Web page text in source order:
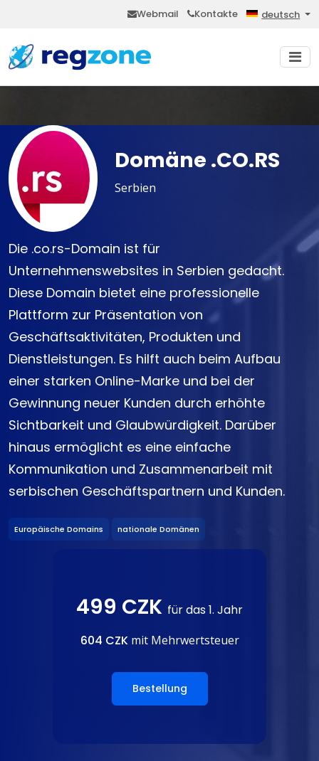
Webmail Kontakte deutsch
Domäne .CO.RS
Serbien
Die .co.rs-Domain ist für
Unternehmenswebsites in Serbien gedacht.
Diese Domain bietet eine professionelle
Plattform zur Präsentation von
Geschäftsaktivitäten, Produkten und
Dienstleistungen. Es hilft auch beim Aufbau
einer starken Online-Marke und bei der
Gewinnung neuer Kunden durch erhöhte
Sichtbarkeit und Glaubwürdigkeit. Darüber
hinaus ermöglicht es eine einfache
Kommunikation und Zusammenarbeit mit
serbischen Geschäftspartnern und Kunden.
Europäische Domains nationale Domänen
499 CZK für das 1. Jahr
604 CZKmit Mehrwertsteuer
Bestellung